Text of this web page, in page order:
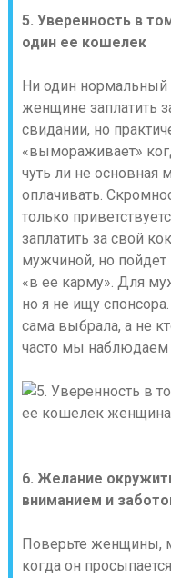
5. Уверенность в
один ее кошелек
Ни один нормальный
женщине заплатить
свидании, но
«вымораживает»
чуть ли не основная
оплачивать.
только
заплатить за свой
мужчиной, но
«в ее карму». Для
но я не ищу
сама выбрала, а не
часто мы наблюдаем
6. Желание
вниманием и
Поверьте женщины,
когда он